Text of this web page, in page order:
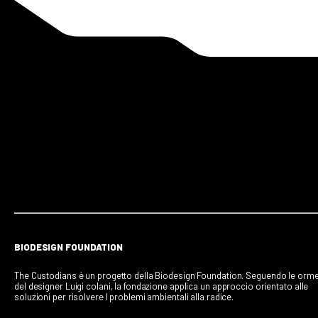
BIODESIGN FOUNDATION
The Custodians è un progetto della Biodesign Foundation. Seguendo le
del designer Luigi colani, la fondazione applica un approccio orientato alle
soluzioni per risolvere I problemi ambientali alla radice.